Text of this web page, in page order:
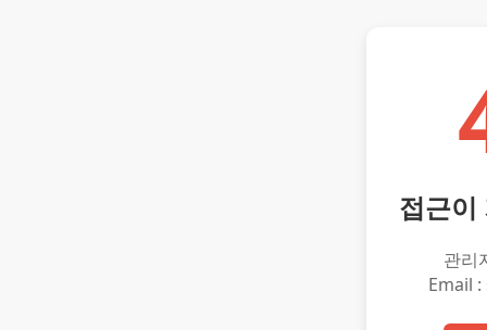
접근이
관리
Email